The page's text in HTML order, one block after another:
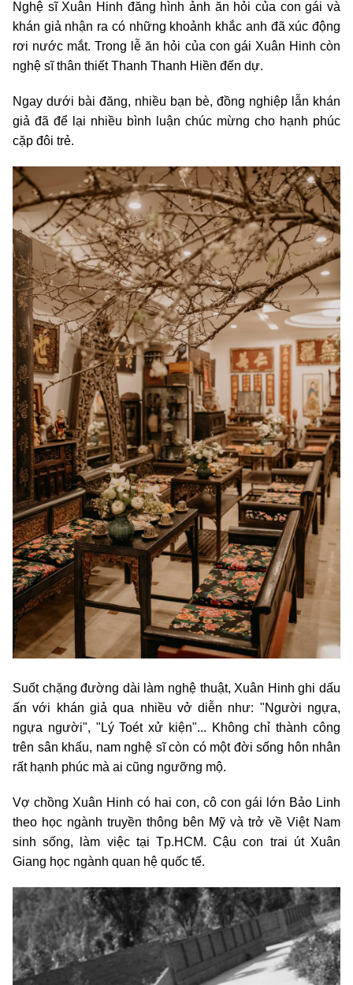
Nghệ sĩ Xuân Hinh đăng hình ảnh ăn hỏi của con gái và
khán giả nhận ra có những khoảnh khắc anh đã xúc động
rơi nước mắt. Trong lễ ăn hỏi của con gái Xuân Hinh còn
nghệ sĩ thân thiết Thanh Thanh Hiền đến dự.
Ngay dưới bài đăng, nhiều bạn bè, đồng nghiệp lẫn khán
giả đã để lại nhiều bình luận chúc mừng cho hạnh phúc
cặp đôi trẻ.
Suốt chặng đường dài làm nghệ thuật, Xuân Hinh ghi dấu
ấn với khán giả qua nhiều vở diễn như: "Người ngựa,
ngựa người", "Lý Toét xử kiện"... Không chỉ thành công
trên sân khấu, nam nghệ sĩ còn có một đời sống hôn nhân
rất hạnh phúc mà ai cũng ngưỡng mộ.
Vợ chồng Xuân Hinh có hai con, cô con gái lớn Bảo Linh
theo học ngành truyền thông bên Mỹ và trở về Việt Nam
sinh sống, làm việc tại Tp.HCM. Cậu con trai út Xuân
Giang học ngành quan hệ quốc tế.